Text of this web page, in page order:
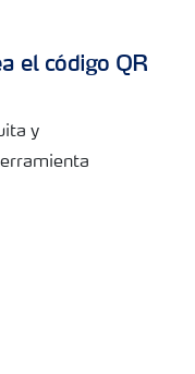
el código QR
y